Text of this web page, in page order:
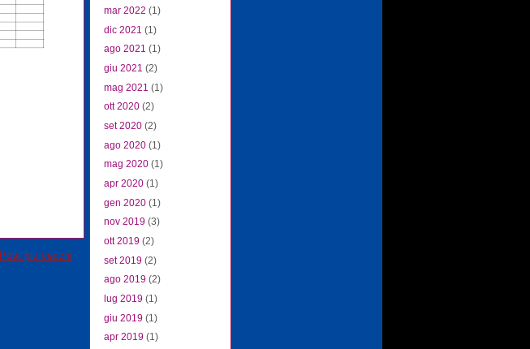
Post più vecchi
mar 2022 (1)
dic 2021 (1)
ago 2021 (1)
giu 2021 (2)
mag 2021 (1)
ott 2020 (2)
set 2020 (2)
ago 2020 (1)
mag 2020 (1)
apr 2020 (1)
gen 2020 (1)
nov 2019 (3)
ott 2019 (2)
set 2019 (2)
ago 2019 (2)
lug 2019 (1)
giu 2019 (1)
apr 2019 (1)